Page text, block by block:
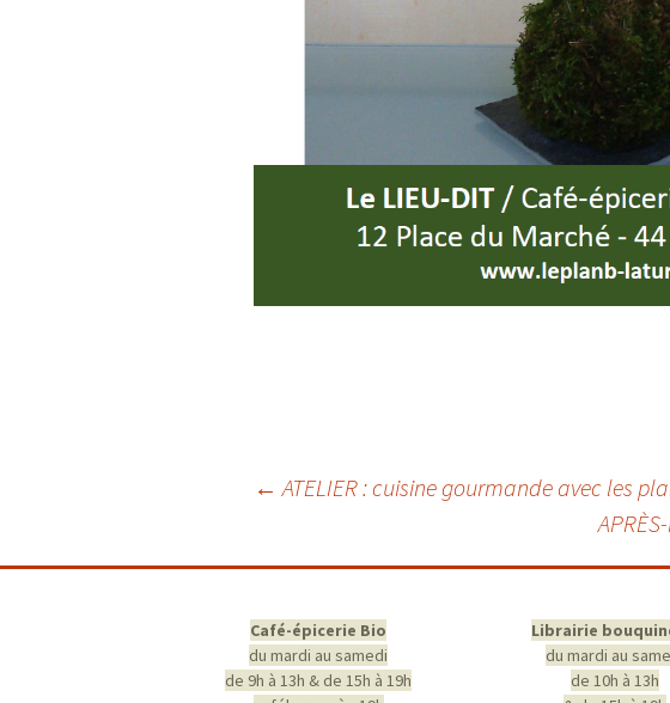
← ATELIER : cuisine gourmande avec les
Café-épicerie Bio
du mardi au samedi
de 9h à 13h & de 15h à 19h
Librairie
du mardi au
de 10h à 13h